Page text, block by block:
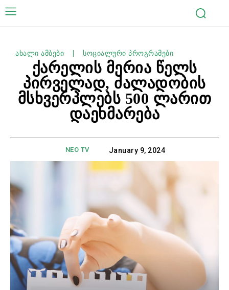
ახალი ამბები სოციალური პროგრამები
ქარელის მერია წელს
პირველად, ძალადობის
მსხვერპლებს 500 ლარით
დაეხმარება
NEO TV January 9, 2024